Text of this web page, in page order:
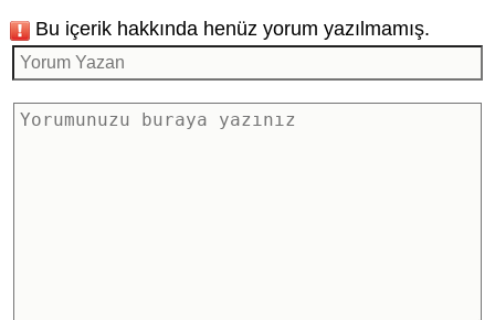
Bu içerik hakkında henüz yorum yazılmamış.